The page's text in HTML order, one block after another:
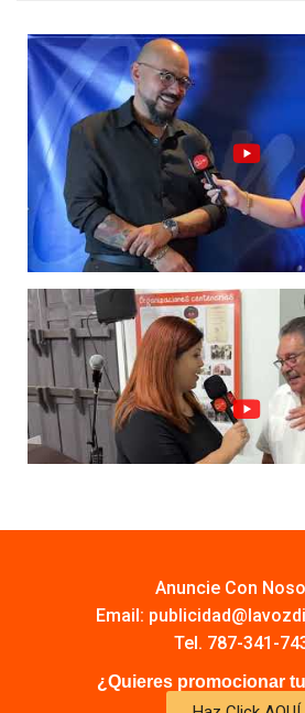
Anuncie Con
Email:
Tel. 787-341-
¿Quieres promocionar